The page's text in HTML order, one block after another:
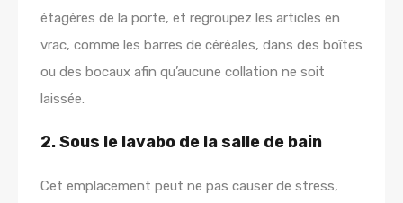
étagères de la porte, et regroupez les articles en
vrac, comme les barres de céréales, dans des boîtes
ou des bocaux afin qu’aucune collation ne soit
laissée.
2. Sous le lavabo de la salle de bain
Cet emplacement peut ne pas causer de stress,